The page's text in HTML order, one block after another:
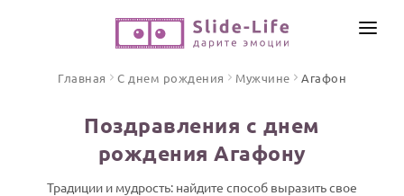
ПО ФОРМАТУ
Видео поздравления
ИНСТРУМЕНТЫ
Главная С днем рождения Мужчине Агафон
Поздравления с днем
рождения Агафону
Традиции и мудрость: найдите способ выразить свое